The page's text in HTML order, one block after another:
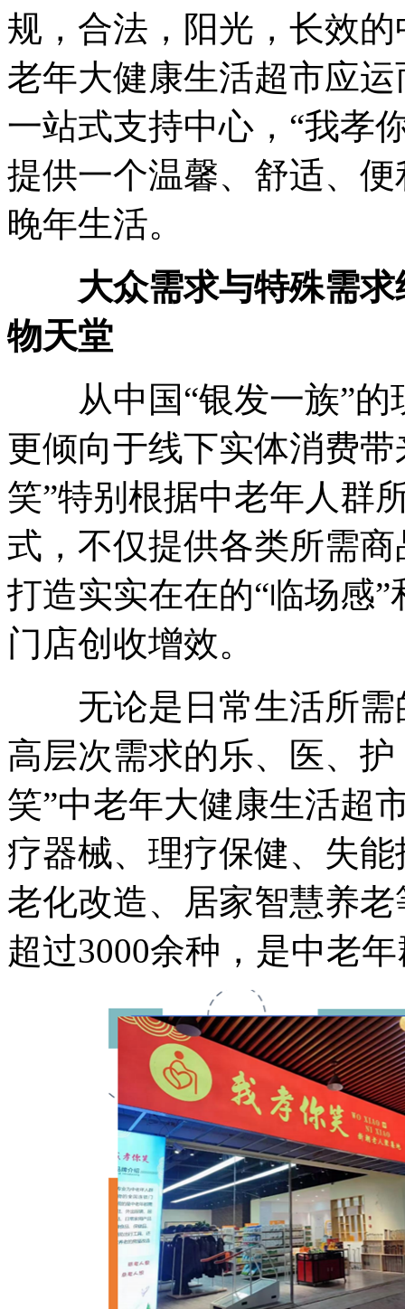
规，合法，阳光，长效
老年大健康生活超市应
一站式支持中心，“我孝
提供一个温馨、舒适、
晚年生活。
大众需求与特殊需
物天堂
从中国“银发一族”的
更倾向于线下实体消费
笑”特别根据中老年人群
式，不仅提供各类所需
打造实实在在的“临场感
门店创收增效。
无论是日常生活所需
高层次需求的乐、医、
笑”中老年大健康生活超
疗器械、理疗保健、失
老化改造、居家智慧养
超过3000余种，是中老